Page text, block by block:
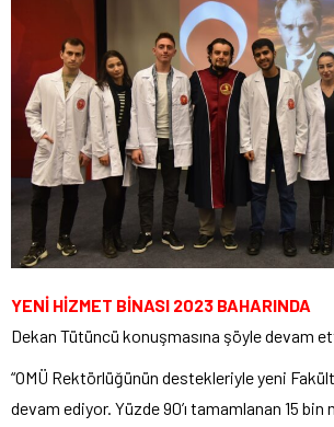
YENİ HİZMET BİNASI 2023 BAHARINDA
Dekan Tütüncü konuşmasına şöyle devam
“OMÜ Rektörlüğünün destekleriyle yeni
devam ediyor. Yüzde 90’ı tamamlanan 15